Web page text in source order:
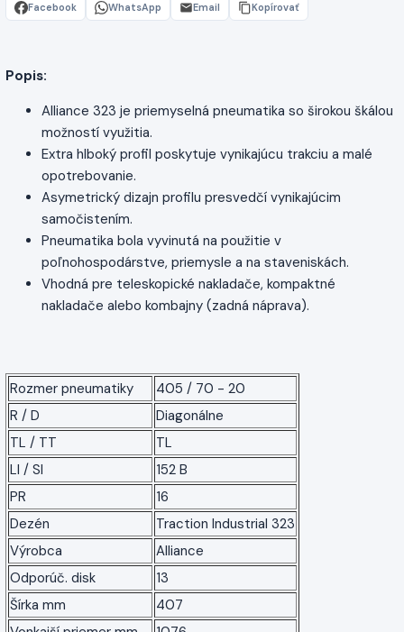
Facebook WhatsApp Email Kopírovať
Popis:
Alliance 323 je priemyselná pneumatika so širokou škálou
možností využitia.
Extra hlboký profil poskytuje vynikajúcu trakciu a malé
opotrebovanie.
Asymetrický dizajn profilu presvedčí vynikajúcim
samočistením.
Pneumatika bola vyvinutá na použitie v
poľnohospodárstve, priemysle a na staveniskách.
Vhodná pre teleskopické nakladače, kompaktné
nakladače alebo kombajny (zadná náprava).
Rozmer pneumatiky
405 / 70 - 20
R / D
Diagonálne
TL / TT
TL
LI / SI
152 B
PR
16
Dezén
Traction Industrial 323
Výrobca
Alliance
Odporúč. disk
13
Šírka mm
407